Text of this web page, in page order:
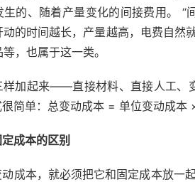
生的、随着产量变化的间接费用。 “
动的时间越长，产量越高，电费自然
，也属于这一类。
样加起来——直接材料、直接人工
简单：总变动成本 = 单位变动成本
成本的区别
成本，就必须把它和固定成本放一